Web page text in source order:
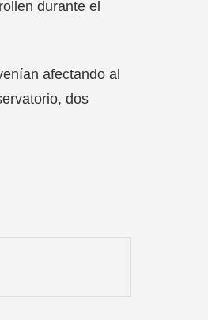
durante el
afectando al
dos